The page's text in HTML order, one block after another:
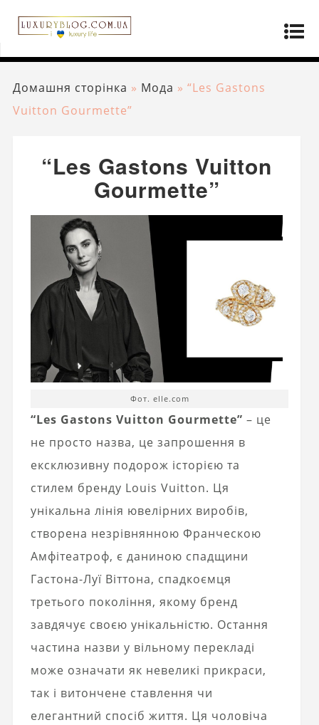
Домашня сторінка » Мода » “Les Gastons
Vuitton Gourmette”
“Les Gastons Vuitton
Gourmette”
Фот. elle.com
“Les Gastons Vuitton Gourmette” – це
не просто назва, це запрошення в
ексклюзивну подорож історією та
стилем бренду Louis Vuitton. Ця
унікальна лінія ювелірних виробів,
створена незрівнянною Франческою
Амфітеатроф, є даниною спадщини
Гастона-Луї Віттона, спадкоємця
третього покоління, якому бренд
завдячує своєю унікальністю. Остання
частина назви у вільному перекладі
може означати як невеликі прикраси,
так і витончене ставлення чи
елегантний спосіб життя. Ця чоловіча